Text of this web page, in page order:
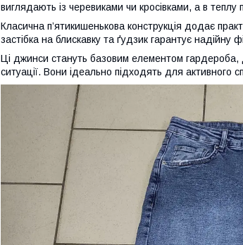
виглядають із черевиками чи кросівками, а в
Класична п’ятикишенькова конструкція додає
застібка на блискавку та ґудзик гарантує надійну
Ці джинси стануть базовим елементом
ситуації. Вони ідеально підходять для активного